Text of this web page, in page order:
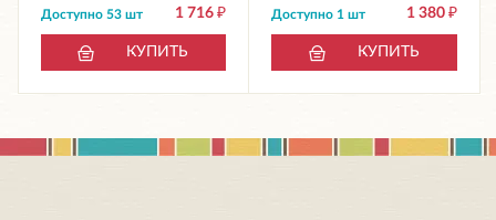
1 716 ₽
Доступно 53 шт
КУПИТЬ
1 380 ₽
Доступно 1 шт
КУПИТЬ